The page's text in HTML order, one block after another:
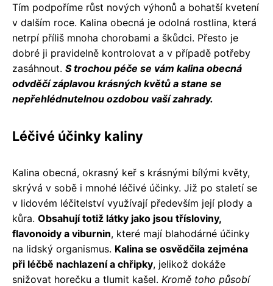
Tím podpoříme růst nových výhonů a bohatší kvetení
v dalším roce. Kalina obecná je odolná rostlina, která
netrpí příliš mnoha chorobami a škůdci. Přesto je
dobré ji pravidelně kontrolovat a v případě potřeby
zasáhnout. S trochou péče se vám kalina obecná
odvděčí záplavou krásných květů a stane se
nepřehlédnutelnou ozdobou vaší zahrady.
Léčivé účinky kaliny
Kalina obecná, okrasný keř s krásnými bílými květy,
skrývá v sobě i mnohé léčivé účinky. Již po staletí se
v lidovém léčitelství využívají především její plody a
kůra. Obsahují totiž látky jako jsou třísloviny,
flavonoidy a viburnin, které mají blahodárné účinky
na lidský organismus. Kalina se osvědčila zejména
při léčbě nachlazení a chřipky, jelikož dokáže
snižovat horečku a tlumit kašel. Kromě toho působí